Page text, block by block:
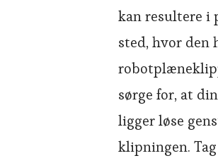
kan resultere i
sted, hvor den
sørge for, at
ligger løse
klipningen.